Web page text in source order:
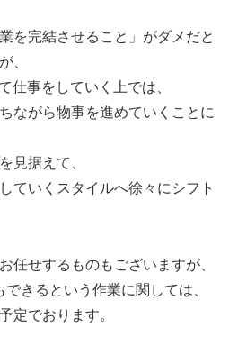
を完結させること」がダメだと
、
仕事をしていく上では、
ながら物事を進めていくことに
見据えて、
ていくスタイルへ徐々にシフト
任せするものもございますが、
きるという作業に関しては、
定でおります。